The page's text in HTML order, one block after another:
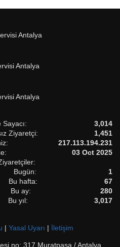
Antalya
Antalya
Antalya
Sayacı:
3,014
Ziyaretçi:
1,451
217.113.194.231
03 Oct 2025
Bugün:
1
Bu hafta:
67
Bu ay:
280
Bu yıl:
3,017
| Yasal Uyarı | İletişim
no: 317 Muratpaşa / Antalya